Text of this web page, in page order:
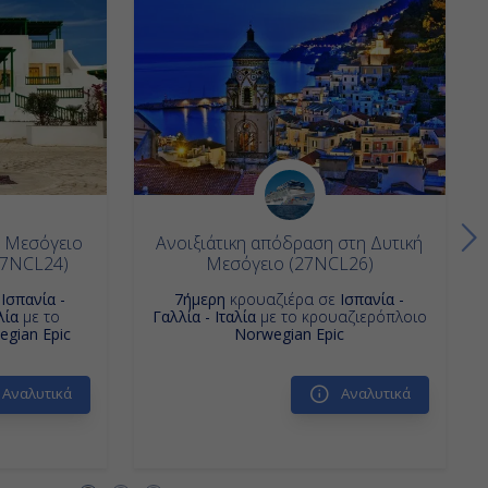
Μεσόγειο
Ισπανία -
με το
Epic
Ανοιξιάτικη απόδραση στη Δυτική
Μεσόγειο (27NCL26)
7ήμερη κρουαζιέρα σε Ισπανία -
Γαλλία - Ιταλίαμε το κρουαζιερόπλοιο
Norwegian Epic
Αναλυτικά